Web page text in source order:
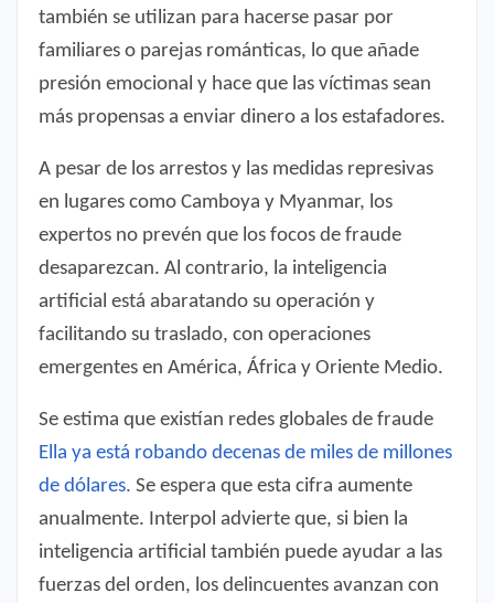
también se utilizan para hacerse pasar por
familiares o parejas románticas, lo que añade
presión emocional y hace que las víctimas sean
más propensas a enviar dinero a los estafadores.
A pesar de los arrestos y las medidas represivas
en lugares como Camboya y Myanmar, los
expertos no prevén que los focos de fraude
desaparezcan. Al contrario, la inteligencia
artificial está abaratando su operación y
facilitando su traslado, con operaciones
emergentes en América, África y Oriente Medio.
Se estima que existían redes globales de fraude
Ella ya está robando decenas de miles de millones
de dólares. Se espera que esta cifra aumente
anualmente. Interpol advierte que, si bien la
inteligencia artificial también puede ayudar a las
fuerzas del orden, los delincuentes avanzan con